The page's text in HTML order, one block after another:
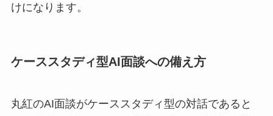
けになります。
ケーススタディ型AI面談への備え方
丸紅のAI面談がケーススタディ型の対話であると